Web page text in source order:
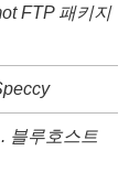
FTP 패키지
블루호스트